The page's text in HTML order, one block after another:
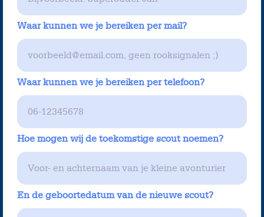
Waar kunnen we je bereiken per mail?
Waar kunnen we je bereiken per telefoon?
Hoe mogen wij de toekomstige scout noemen?
En de geboortedatum van de nieuwe scout?